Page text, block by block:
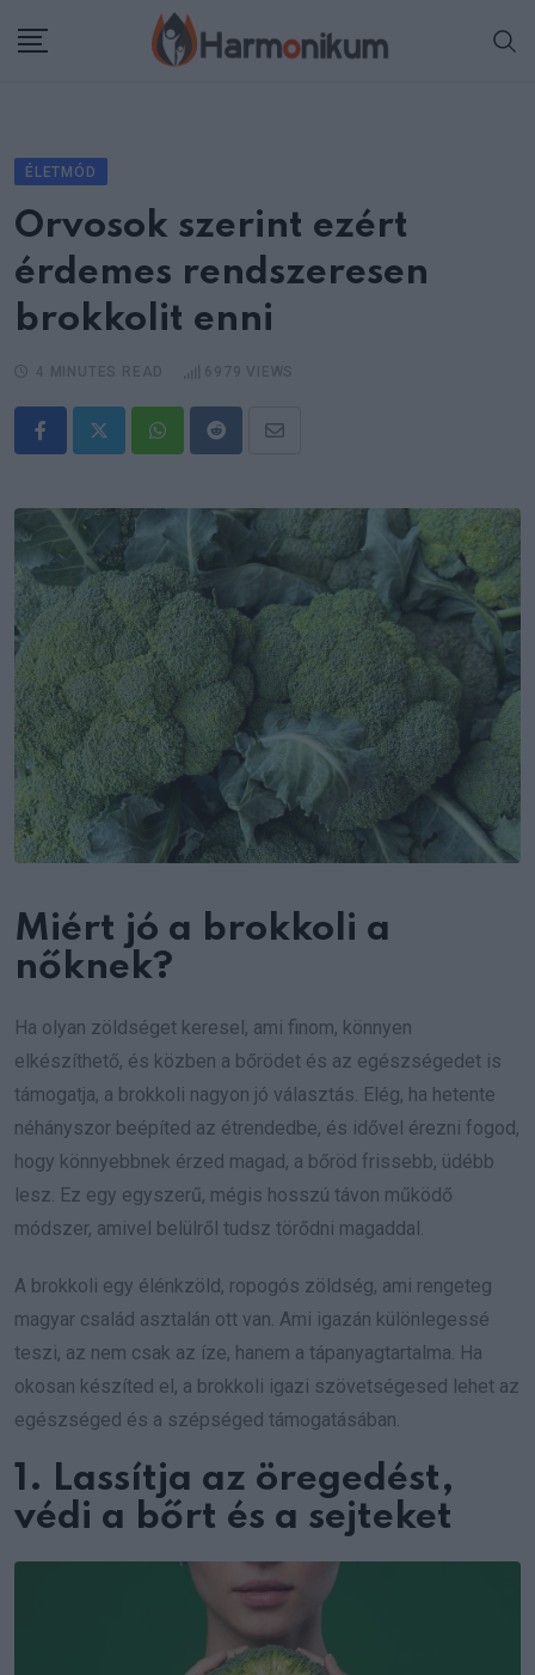
ÉLETMÓD
Orvosok szerint ezért
érdemes rendszeresen
brokkolit enni
WhatsappRedditShare
Email
Miért jó a brokkoli a
nőknek?
Ha olyan zöldséget keresel, ami finom, könnyen
elkészíthető, és közben a bőrödet és az egészségedet is
támogatja, a brokkoli nagyon jó választás. Elég, ha hetente
néhányszor beépíted az étrendedbe, és idővel érezni fogod,
hogy könnyebbnek érzed magad, a bőröd frissebb, üdébb
lesz. Ez egy egyszerű, mégis hosszú távon működő
módszer, amivel belülről tudsz törődni magaddal.
A brokkoli egy élénkzöld, ropogós zöldség, ami rengeteg
magyar család asztalán ott van. Ami igazán különlegessé
teszi, az nem csak az íze, hanem a tápanyagtartalma. Ha
okosan készíted el, a brokkoli igazi szövetségesed lehet az
egészséged és a szépséged támogatásában.
1. Lassítja az öregedést,
védi a bőrt és a sejteket